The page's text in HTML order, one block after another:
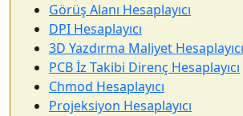
Görüş Alanı Hesaplayıcı
DPI Hesaplayıcı
3D Yazdırma Maliyet Hesaplayıcı
PCB İz Takibi Direnç Hesaplayıcı
Chmod Hesaplayıcı
Projeksiyon Hesaplayıcı